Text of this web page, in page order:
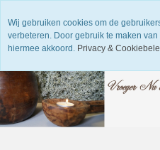
Wij gebruiken cookies om de
verbeteren. Door gebruik te maken
hiermee akkoord. Privacy &